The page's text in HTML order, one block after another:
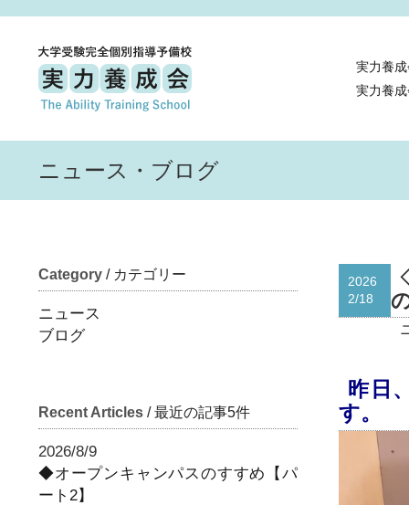
実力養
実力養
ニュース・ブログ
Category / カテゴリー
ニュース
ブログ
Recent Articles / 最近の記事5件
2026/8/9
◆オープンキャンパスのすすめ【パ
ート2】
2026
2/18
昨日
す。